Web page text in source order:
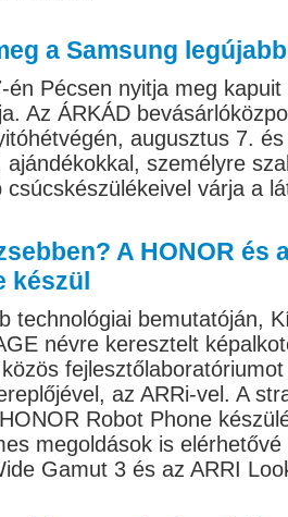
a Samsung
én Pécsen nyitja meg
Az ÁRKÁD
augusztus 7.
ajándékokkal, személyre
csúcskészülékeivel várja a
A HONOR és
készül
technológiai bemutatóján,
névre keresztelt
az ARRi-vel. A
Robot Phone
megoldások is
Gamut 3 és az ARRI